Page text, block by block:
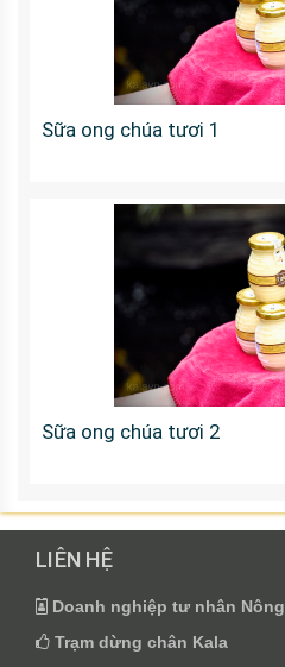
Sữa ong chúa tươi 1
Sữa ong chúa tươi 2
LIÊN HỆ
Doanh nghiệp tư nhân
Trạm dừng chân Kala